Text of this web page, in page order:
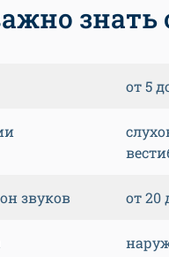
знать
от 5
звуков от 20